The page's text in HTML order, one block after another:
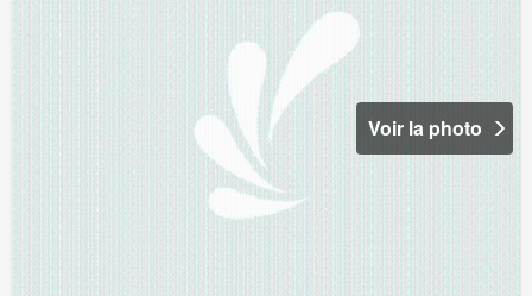
Voir la photo